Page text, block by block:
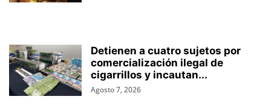
Detienen a cuatro sujetos por
comercialización ilegal de
cigarrillos y incautan...
Agosto 7, 2026